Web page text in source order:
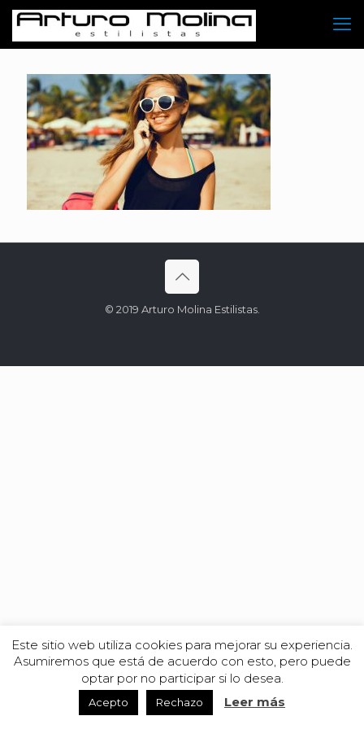
© 2019 Arturo Molina Estilistas.
Este sitio web utiliza cookies para mejorar su experiencia.
Asumiremos que está de acuerdo con esto, pero puede
optar por no participar si lo desea.
Acepto Rechazo Leer más